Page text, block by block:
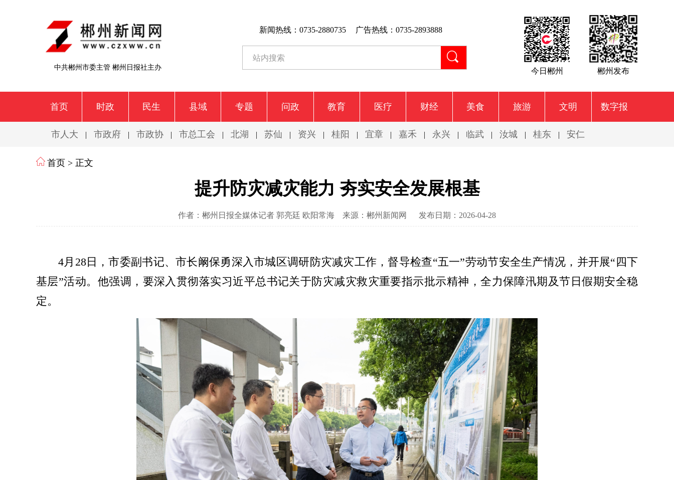
中共郴州市委主管 郴州日报社主办
新闻热线：0735-2880735 广告热线：0735-2893888
今日郴州 郴州发布
首页 时政 民生 县域 专题 问政 教育 医疗 财经 美食 旅游 文明 数字报
市人大 | 市政府 | 市政协 | 市总工会 | 北湖 | 苏仙 | 资兴 | 桂阳 | 宜章 | 嘉禾 | 永兴 | 临武 | 汝城 | 桂东 | 安仁
首页 > 正文
提升防灾减灾能力 夯实安全发展根基
作者：郴州日报全媒体记者 郭亮廷 欧阳常海 来源：郴州新闻网 发布日期：2026-04-28
4月28日，市委副书记、市长阚保勇深入市城区调研防灾减灾工作，督导检查“五一”劳动节安全生产情况，并开展“四下
基层”活动。他强调，要深入贯彻落实习近平总书记关于防灾减灾救灾重要指示批示精神，全力保障汛期及节日假期安全稳
定。